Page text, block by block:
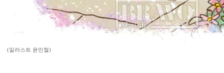
(일러스트 윤민철)